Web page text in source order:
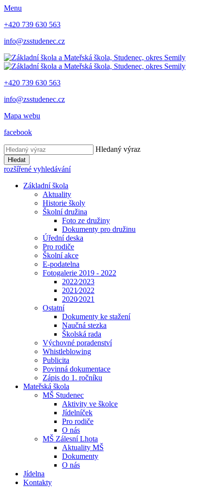
Menu
+420 739 630 563
info@zsstudenec.cz
+420 739 630 563
info@zsstudenec.cz
Mapa webu
facebook
Hledaný výraz
Hledat
rozšířené vyhledávání
Základní škola
Aktuality
Historie školy
Školní družina
Foto ze družiny
Dokumenty pro družinu
Úřední deska
Pro rodiče
Školní akce
E-podatelna
Fotogalerie 2019 - 2022
2022⁄2023
2021⁄2022
2020⁄2021
Ostatní
Dokumenty ke stažení
Naučná stezka
Školská rada
Výchovné poradenství
Whistleblowing
Publicita
Povinná dokumentace
Zápis do 1. ročníku
Mateřská škola
MŠ Studenec
Aktivity ve školce
Jídelníček
Pro rodiče
O nás
MŠ Zálesní Lhota
Aktuality MŠ
Dokumenty
O nás
Jídelna
Kontakty